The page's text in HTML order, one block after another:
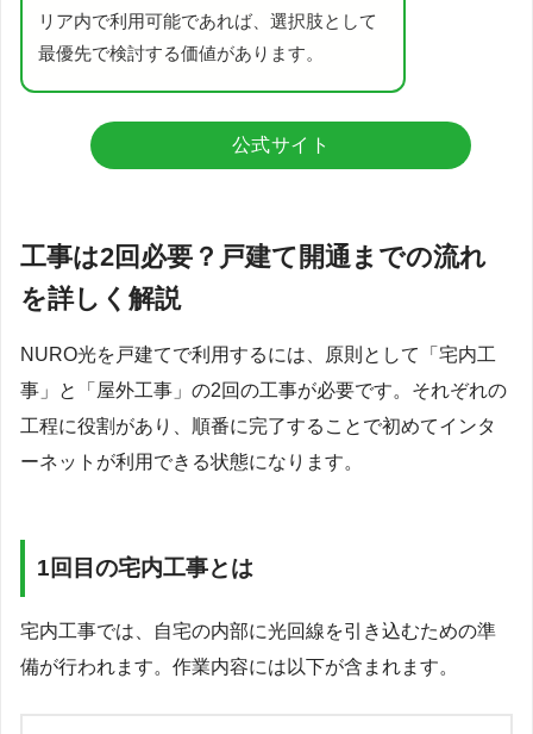
リア内で利用可能であれば、選択肢として
最優先で検討する価値があります。
公式サイト
工事は2回必要？戸建て開通までの流れ
を詳しく解説
NURO光を戸建てで利用するには、原則として「宅内工
事」と「屋外工事」の2回の工事が必要です。それぞれの
工程に役割があり、順番に完了することで初めてインタ
ーネットが利用できる状態になります。
1回目の宅内工事とは
宅内工事では、自宅の内部に光回線を引き込むための準
備が行われます。作業内容には以下が含まれます。